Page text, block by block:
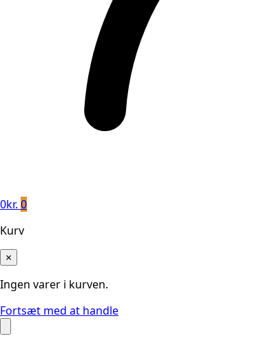
0kr. 0
Kurv
×
Ingen varer i kurven.
Fortsæt med at handle